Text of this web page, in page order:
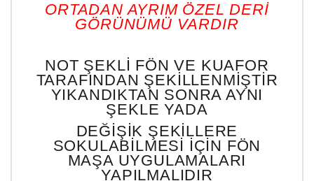
ORTADAN AYRIM ÖZEL DERİ
GÖRÜNÜMÜ VARDIR
NOT ŞEKLİ FÖN VE KUAFOR
TARAFINDAN ŞEKİLLENMİŞTİR
YIKANDIKTAN SONRA AYNI
ŞEKLE YADA
DEĞİŞİK ŞEKİLLERE
SOKULABİLMESİ İÇİN FÖN
MAŞA UYGULAMALARI
YAPILMALIDIR